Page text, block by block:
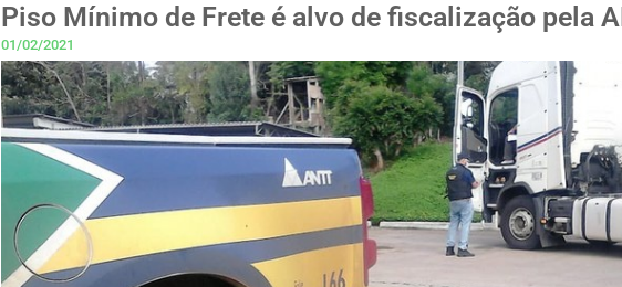
Piso Mínimo de Frete é alvo de fiscalização pela
01/02/2021